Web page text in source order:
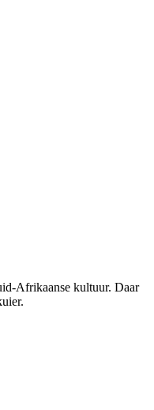
Afrikaanse kultuur. Daar